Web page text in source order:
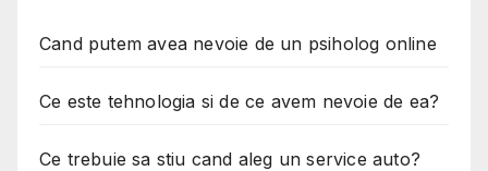
Cand putem avea nevoie de un psiholog online
Ce este tehnologia si de ce avem nevoie de ea?
Ce trebuie sa stiu cand aleg un service auto?